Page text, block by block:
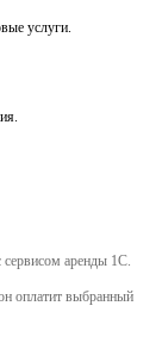
услуги.
сервисом аренды 1С.
оплатит выбранный